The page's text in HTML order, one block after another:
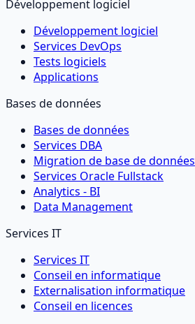
Développement logiciel
Développement logiciel
Services DevOps
Tests logiciels
Applications
Bases de données
Bases de données
Services DBA
Migration de base de données
Services Oracle Fullstack
Analytics - BI
Data Management
Services IT
Services IT
Conseil en informatique
Externalisation informatique
Conseil en licences